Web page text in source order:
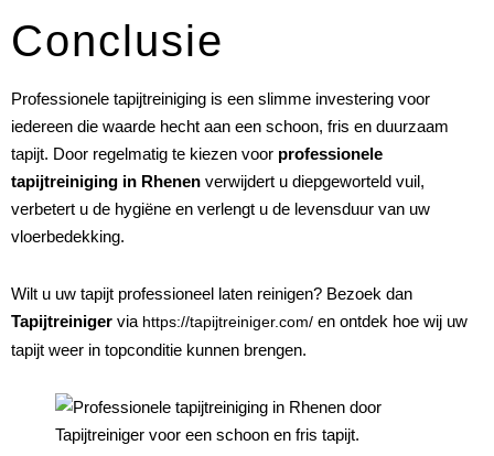
Conclusie
Professionele tapijtreiniging is een slimme investering voor
iedereen die waarde hecht aan een schoon, fris en duurzaam
tapijt. Door regelmatig te kiezen voor professionele
tapijtreiniging in Rhenen verwijdert u diepgeworteld vuil,
verbetert u de hygiëne en verlengt u de levensduur van uw
vloerbedekking.
Wilt u uw tapijt professioneel laten reinigen? Bezoek dan
Tapijtreiniger via https://tapijtreiniger.com/ en ontdek hoe wij uw
tapijt weer in topconditie kunnen brengen.